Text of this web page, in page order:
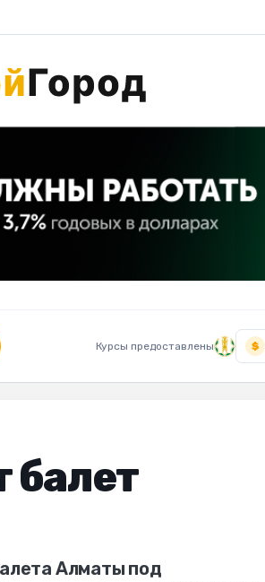
Курсы предоставлены $
балет
Алматы под